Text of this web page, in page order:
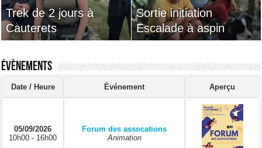
Trek de 2 jours à
Cauterets
Sortie initiation
Escalade à aspin
;grimpe entre son et
lumière
14 au 17 mai 2026
mini camp au Caroux
Évènements
Date / Heure Événement Aperçu
05/09/2026
10h00 - 16h00
Forum des assocations
Animation